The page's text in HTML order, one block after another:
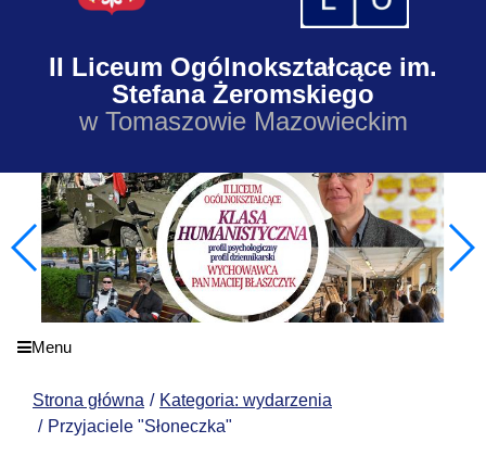
II Liceum Ogólnokształcące im.
Stefana Żeromskiego
w Tomaszowie Mazowieckim
Menu
Strona główna
Kategoria: wydarzenia
Przyjaciele "Słoneczka"